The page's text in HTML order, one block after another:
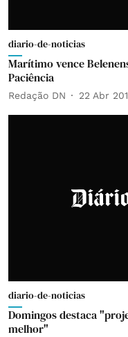
diario-de-noticias
Marítimo vence
Paciência
Redação DN 22 Abr
diario-de-noticias
Domingos destaca
melhor"